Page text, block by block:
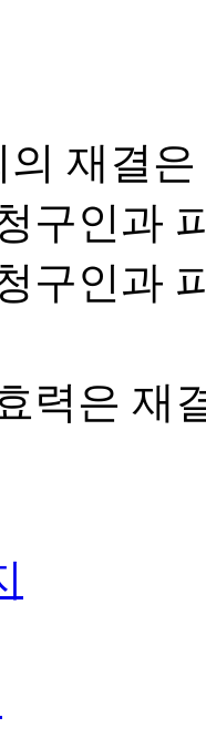
재결
구인과
구인과
력은 재